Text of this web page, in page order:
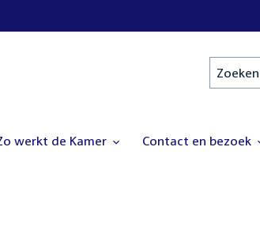
Zoeken
werkt de Kamer Contact en bezoek